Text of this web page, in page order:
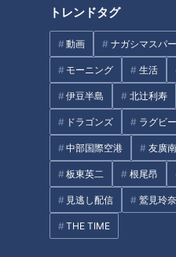
トレンドタグ
動画 ナガシマスパ
モーニング 生活
伊豆半島 北辻利寿
ドラゴンズ ラグビー
中部国際空港 友廣
板東英二 根尾昂
見逃し配信 鷲見玲奈
THE TIME
ークライブ第３弾！８月９日
屋・CBCホールで開催決定！
「太田×石井のデララバトーク
ライブ」の第4弾が開催決定！